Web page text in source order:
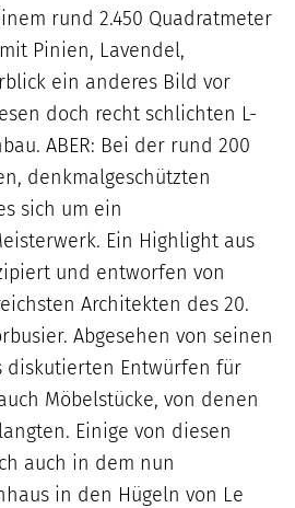
rund 2.450 Quadratmeter
Pinien, Lavendel,
ein anderes Bild vor
doch recht schlichten L-
ABER: Bei der rund 200
denkmalgeschützten
sich um ein
Ein Highlight aus
und entworfen von
Architekten des 20.
Abgesehen von seinen
diskutierten Entwürfen für
Möbelstücke, von denen
Einige von diesen
auch in dem nun
in den Hügeln von Le